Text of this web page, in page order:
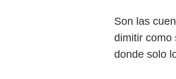
Son las
dimitir como
donde solo